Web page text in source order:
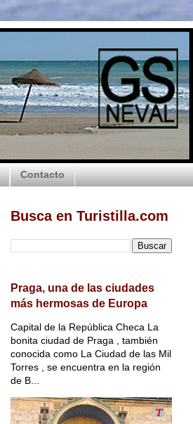
Contacto
Busca en Turistilla.com
Praga, una de las ciudades
más hermosas de Europa
Capital de la República Checa La
bonita ciudad de Praga , también
conocida como La Ciudad de las Mil
Torres , se encuentra en la región
de B...